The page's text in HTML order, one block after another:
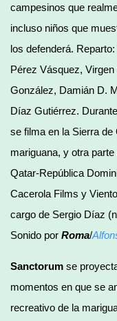
campesinos que
incluso niños que
los defenderá.
Pérez Vásquez,
González, Damián D.
Díaz Gutiérrez.
se filma en la Sierra
mariguana, y otra
Qatar-República
Cacerola Films y
cargo de Sergio Díaz
Sonido por Roma/
Sanctorum se
momentos en que se
recreativo de la